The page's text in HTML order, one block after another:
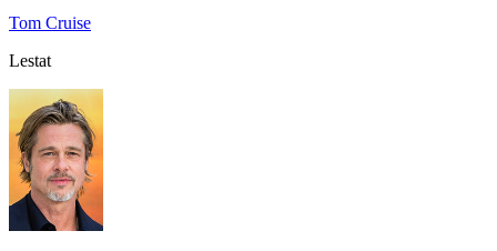
Tom Cruise
Lestat